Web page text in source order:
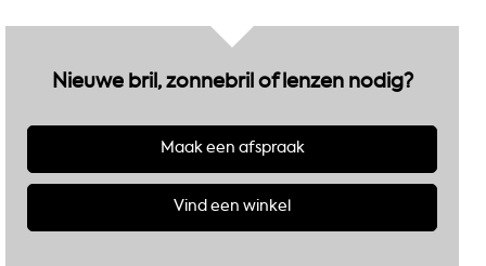
Nieuwe bril, zonnebril of lenzen nodig?
Maak een afspraak
Vind een winkel